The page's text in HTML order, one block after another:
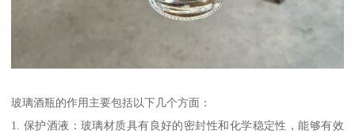
玻璃酒瓶的作用主要包括以下几个方面：
1. 保护酒液：玻璃材质具有良好的密封性和化学稳定性，能够有效